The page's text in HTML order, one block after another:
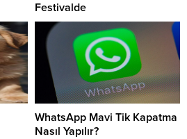
Festivalde
WhatsApp Mavi Tik Kapatma
Nasıl Yapılır?